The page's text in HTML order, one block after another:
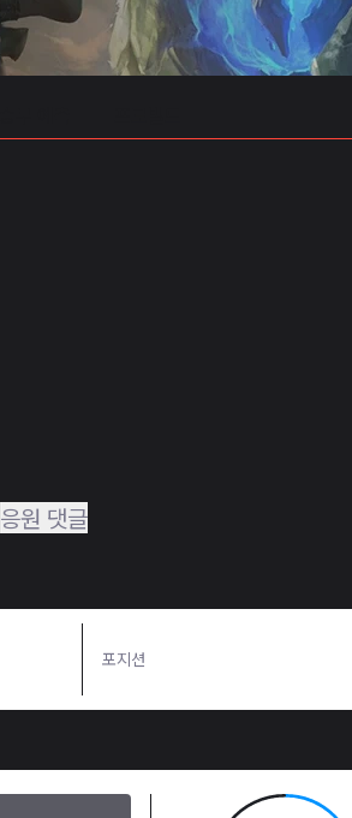
응원 댓글
포지션